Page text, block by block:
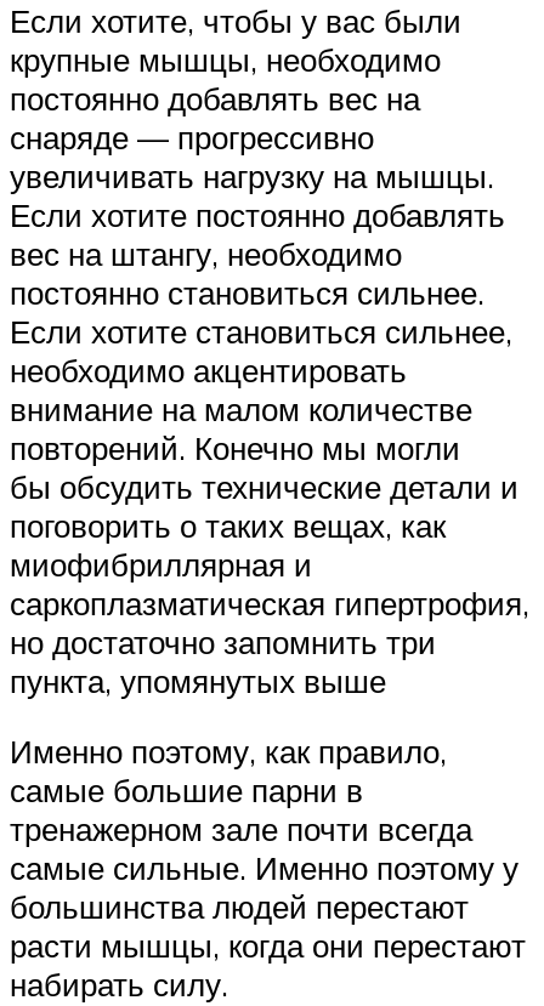
Если хотите, чтобы у вас были
крупные мышцы, необходимо
постоянно добавлять вес на
снаряде — прогрессивно
увеличивать нагрузку на мышцы.
Если хотите постоянно добавлять
вес на штангу, необходимо
постоянно становиться сильнее.
Если хотите становиться сильнее,
необходимо акцентировать
внимание на малом количестве
повторений. Конечно мы могли
бы обсудить технические детали и
поговорить о таких вещах, как
миофибриллярная и
саркоплазматическая гипертрофия,
но достаточно запомнить три
пункта, упомянутых выше
Именно поэтому, как правило,
самые большие парни в
тренажерном зале почти всегда
самые сильные. Именно поэтому у
большинства людей перестают
расти мышцы, когда они перестают
набирать силу.